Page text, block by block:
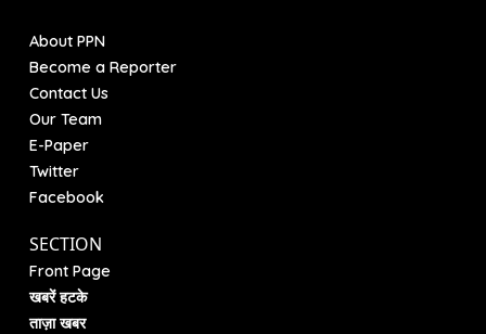
About PPN
Become a Reporter
Contact Us
Our Team
E-Paper
Twitter
Facebook
SECTION
Front Page
खबरें हटके
ताज़ा खबर